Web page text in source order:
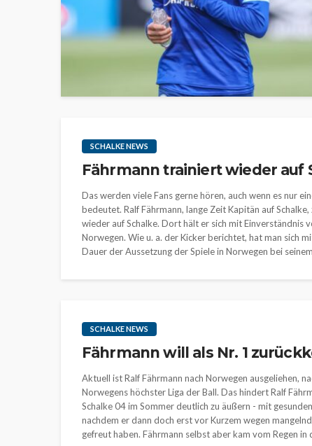
SCHALKE NEWS
Fährmann trainiert wieder auf
Das werden viele Fans gerne hören, auch wenn es nur
bedeutet. Ralf Fährmann, lange Zeit Kapitän auf
wieder auf Schalke. Dort hält er sich mit Einverständnis
Norwegen. Wie u. a. der Kicker berichtet, hat man sich
Dauer der Aussetzung der Spiele in Norwegen bei
SCHALKE NEWS
Fährmann will als Nr. 1
Aktuell ist Ralf Fährmann nach Norwegen ausgeliehen,
Norwegens höchster Liga der Ball. Das hindert Ralf
Schalke 04 im Sommer deutlich zu äußern - mit
nachdem er dann doch erst vor Kurzem wegen
gefreut haben. Fährmann selbst aber kam vom Regen